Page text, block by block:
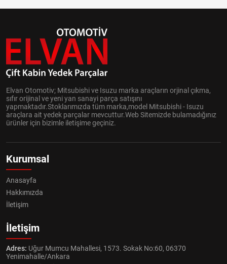
Elvan Otomotiv; Mitsubishi ve Isuzu marka araçların orjinal çıkma,
sıfır orijinal ve yeni yan sanayi parça satışını
yapmaktadır.Stoklarımızda tüm marka,model Mitsubishi - Isuzu
araçlara ait yedek parçalar mevcuttur.Web Sitemizde bulamadığınız
ürünler için bizimle iletişime geçiniz.
Kurumsal
Anasayfa
Hakkımızda
İletişim
İletişim
Adres: Uğur Mumcu Mahallesi, 1573. Sokak No:60, 06370
Yenimahalle/Ankara